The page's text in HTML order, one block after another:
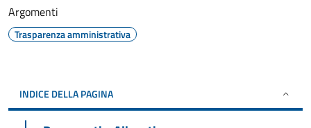
Argomenti
Trasparenza amministrativa
INDICE DELLA PAGINA